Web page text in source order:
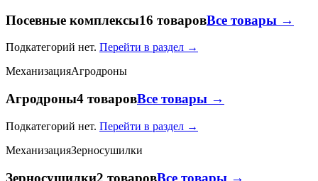
Посевные комплексы16 товаровВсе товары →
Подкатегорий нет. Перейти в раздел →
МеханизацияАгродроны
Агродроны4 товаровВсе товары →
Подкатегорий нет. Перейти в раздел →
МеханизацияЗерносушилки
Зерносушилки2 товаровВсе товары →